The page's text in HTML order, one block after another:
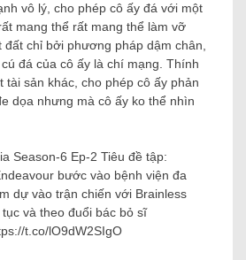
vô lý, cho phép cô ấy đá với một
mang thể rất mang thể làm vỡ
đất chỉ bởi phương pháp dậm chân,
đá của cô ấy là chí mạng. Thính
tài sản khác, cho phép cô ấy phản
dọa nhưng mà cô ấy ko thể nhìn
Season-6 Ep-2 Tiêu đề tập:
bước vào bệnh viện đa
dự vào trận chiến với Brainless
và theo đuổi bác bỏ sĩ
t.co/lO9dW2SIgO